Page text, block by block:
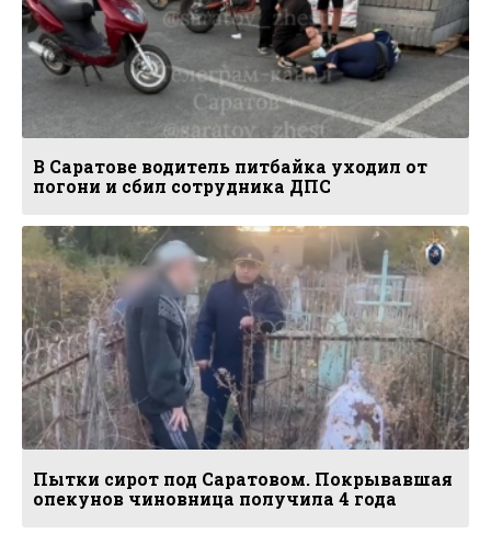
В Саратове водитель питбайка уходил от
погони и сбил сотрудника ДПС
Пытки сирот под Саратовом. Покрывавшая
опекунов чиновница получила 4 года